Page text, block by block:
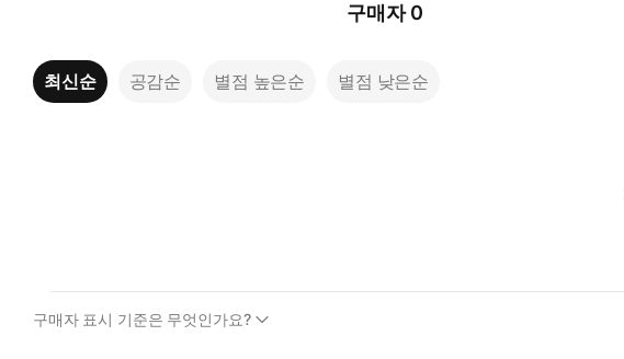
구매자 0
최신순 공감순 별점 높은순 별점 낮은순
구매자 표시 기준은 무엇인가요?